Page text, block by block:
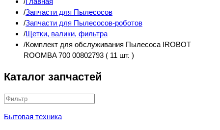
Запчасти для Пылесосов
Запчасти для Пылесосов-роботов
Щетки, валики, фильтра
Комплект для обслуживания Пылесоса IROBOT
ROOMBA 700 00802793 ( 11 шт. )
Каталог запчастей
Бытовая техника